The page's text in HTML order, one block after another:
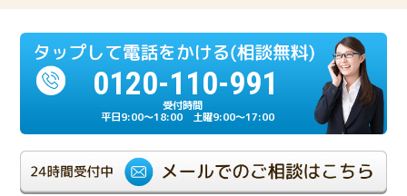
0120-110-991
平日9:00～18:00 土曜9:00～17:00